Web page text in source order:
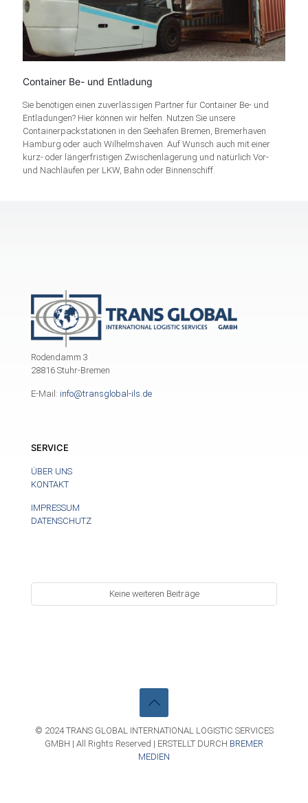
Container Be- und Entladung
Sie benötigen einen zuverlässigen Partner für Container Be- und
Entladungen? Hier können wir helfen. Nutzen Sie unsere
Containerpackstationen in den Seehäfen Bremen, Bremerhaven
Hamburg oder auch Wilhelmshaven. Auf Wunsch auch mit einer
kurz- oder längerfristigen Zwischenlagerung und natürlich Vor-
und Nachläufen per LKW, Bahn oder Binnenschiff.
Rodendamm 3
28816 Stuhr-Bremen
E-Mail: info@transglobal-ils.de
SERVICE
ÜBER UNS
KONTAKT
IMPRESSUM
DATENSCHUTZ
Keine weiteren Beiträge
© 2024 TRANS GLOBAL INTERNATIONAL LOGISTIC SERVICES
GMBH | All Rights Reserved | ERSTELLT DURCH BREMER
MEDIEN